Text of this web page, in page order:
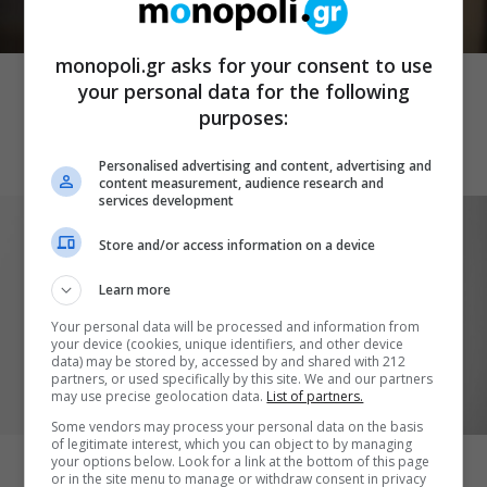
Βένια Δημητρακοπούλου: «Η
καλλιτεχνική πράξη ως αντίσταση στο
βύθισμα»
ΕΙΚΑΣΤΙΚΑ
Ιόλη Τζανετάκη: Το θραύσμα είναι ένας
monopoli.gr asks for your consent to use
your personal data for the following
purposes:
Personalised advertising and content, advertising and
content measurement, audience research and
services development
Store and/or access information on a device
Learn more
Your personal data will be processed and information from
your device (cookies, unique identifiers, and other device
data) may be stored by, accessed by and shared with 212
partners, or used specifically by this site. We and our partners
may use precise geolocation data. List of partners.
Some vendors may process your personal data on the basis
of legitimate interest, which you can object to by managing
your options below. Look for a link at the bottom of this page
or in the site menu to manage or withdraw consent in privacy